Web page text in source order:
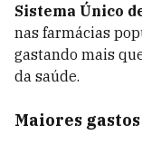
Sistema Único
nas farmácias
gastando mais
da saúde.
Maiores